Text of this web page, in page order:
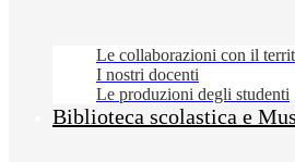
Le collaborazioni con il
I nostri docenti
Le produzioni degli studenti
Biblioteca scolastica e